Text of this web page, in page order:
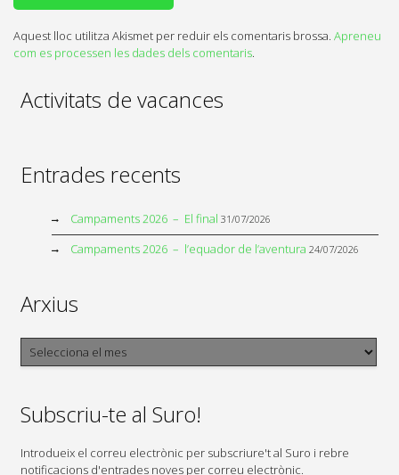
Aquest lloc utilitza Akismet per reduir els comentaris brossa. Apreneu
com es processen les dades dels comentaris.
Activitats de vacances
Entrades recents
Campaments 2026 – El final 31/07/2026
Campaments 2026 – l’equador de l’aventura 24/07/2026
Arxius
Arxius
Subscriu-te al Suro!
Introdueix el correu electrònic per subscriure't al Suro i rebre
notificacions d'entrades noves per correu electrònic.